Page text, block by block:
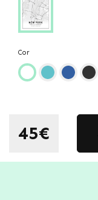
Cor
45€